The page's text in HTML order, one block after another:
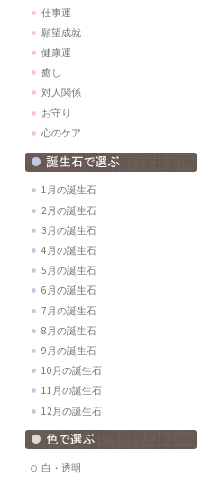
仕事運
願望成就
健康運
癒し
対人関係
お守り
心のケア
1月の誕生石
2月の誕生石
3月の誕生石
4月の誕生石
5月の誕生石
6月の誕生石
7月の誕生石
8月の誕生石
9月の誕生石
10月の誕生石
11月の誕生石
12月の誕生石
白・透明